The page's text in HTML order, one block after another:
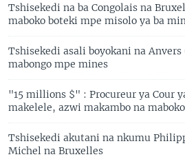
Tshisekedi na ba Congolais na
maboko boteki mpe misolo ya ba
Tshisekedi asali boyokani na
mabongo mpe mines
"15 millions $" : Procureur ya Cour
makelele, azwi makambo na maboko
Tshisekedi akutani na nkumu
Michel na Bruxelles